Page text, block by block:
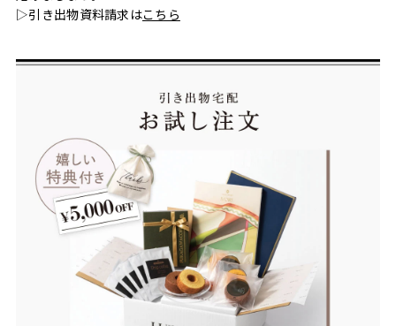
▷引き出物資料請求はこちら